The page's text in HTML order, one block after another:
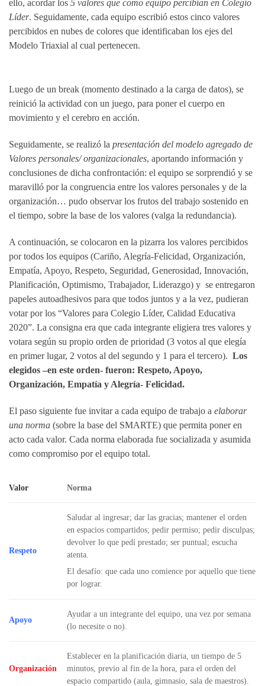
ello, acordar los 5 valores que como equipo percibían en Colegio
Líder. Seguidamente, cada equipo escribió estos cinco valores
percibidos en nubes de colores que identificaban los ejes del
Modelo Triaxial al cual pertenecen.
Luego de un break (momento destinado a la carga de datos), se
reinició la actividad con un juego, para poner el cuerpo en
movimiento y el cerebro en acción.
Seguidamente, se realizó la presentación del modelo agregado de
Valores personales/ organizacionales, aportando información y
conclusiones de dicha confrontación: el equipo se sorprendió y se
maravilló por la congruencia entre los valores personales y de la
organización… pudo observar los frutos del trabajo sostenido en
el tiempo, sobre la base de los valores (valga la redundancia).
A continuación, se colocaron en la pizarra los valores percibidos
por todos los equipos (Cariño, Alegría-Felicidad, Organización,
Empatía, Apoyo, Respeto, Seguridad, Generosidad, Innovación,
Planificación, Optimismo, Trabajador, Liderazgo) y se entregaron
papeles autoadhesivos para que todos juntos y a la vez, pudieran
votar por los “Valores para Colegio Líder, Calidad Educativa
2020”. La consigna era que cada integrante eligiera tres valores y
votara según su propio orden de prioridad (3 votos al que elegía
en primer lugar, 2 votos al del segundo y 1 para el tercero). Los
elegidos –en este orden- fueron: Respeto, Apoyo,
Organización, Empatía y Alegría- Felicidad.
El paso siguiente fue invitar a cada equipo de trabajo a elaborar
una norma (sobre la base del SMARTE) que permita poner en
acto cada valor. Cada norma elaborada fue socializada y asumida
como compromiso por el equipo total.
Valor Norma
Respeto
Saludar al ingresar; dar las gracias; mantener el orden
en espacios compartidos; pedir permiso; pedir disculpas;
devolver lo que pedí prestado; ser puntual; escucha
atenta.
El desafío: que cada uno comience por aquello que tiene
por lograr.
Apoyo
Ayudar a un integrante del equipo, una vez por semana
(lo necesite o no).
Organización
Establecer en la planificación diaria, un tiempo de 5
minutos, previo al fin de la hora, para el orden del
espacio compartido (aula, gimnasio, sala de maestros).